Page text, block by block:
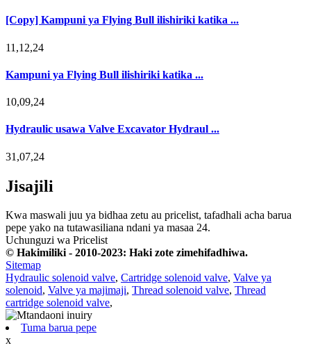
[Copy] Kampuni ya Flying Bull ilishiriki katika ...
11,12,24
Kampuni ya Flying Bull ilishiriki katika ...
10,09,24
Hydraulic usawa Valve Excavator Hydraul ...
31,07,24
Jisajili
Kwa maswali juu ya bidhaa zetu au pricelist, tafadhali acha barua
pepe yako na tutawasiliana ndani ya masaa 24.
Uchunguzi wa Pricelist
© Hakimiliki - 2010-2023: Haki zote zimehifadhiwa.
Sitemap
Hydraulic solenoid valve, Cartridge solenoid valve, Valve ya
solenoid, Valve ya majimaji, Thread solenoid valve, Thread
cartridge solenoid valve,
Tuma barua pepe
x